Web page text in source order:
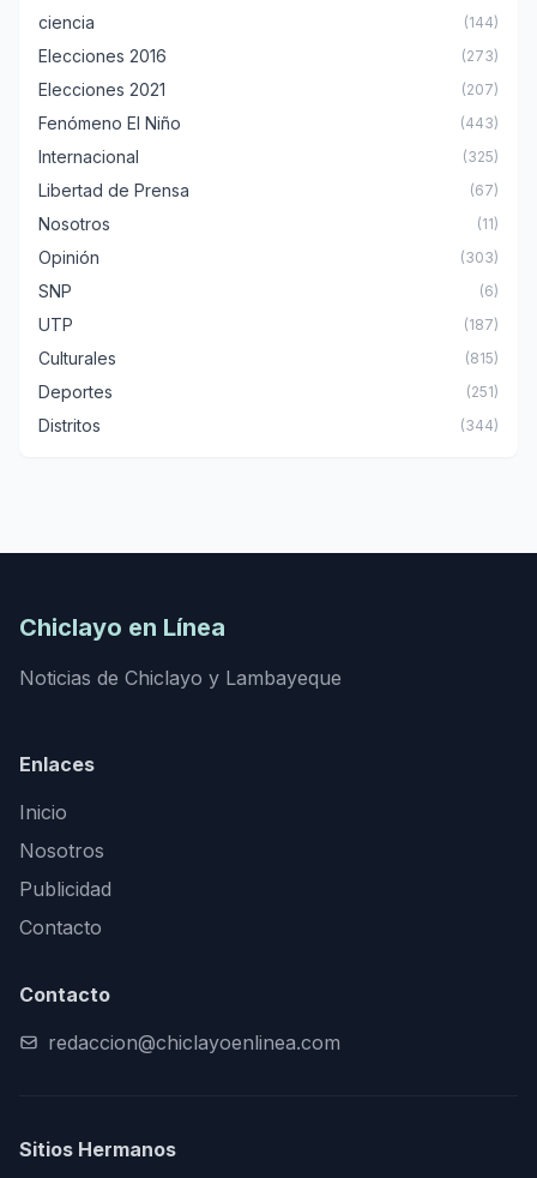
ciencia (144)
Elecciones 2016 (273)
Elecciones 2021 (207)
Fenómeno El Niño (443)
Internacional (325)
Libertad de Prensa (67)
Nosotros (11)
Opinión (303)
SNP (6)
UTP (187)
Culturales (815)
Deportes (251)
Distritos (344)
Chiclayo en Línea
Noticias de Chiclayo y Lambayeque
Enlaces
Inicio
Nosotros
Publicidad
Contacto
Contacto
redaccion@chiclayoenlinea.com
Sitios Hermanos